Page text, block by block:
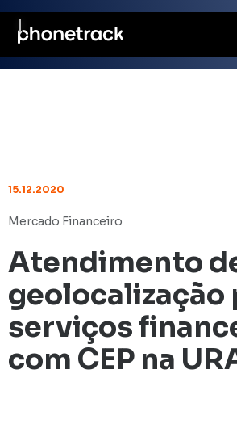
15.12.2020
Mercado Financeiro
Atendimento
geolocalização
serviços
com CEP na